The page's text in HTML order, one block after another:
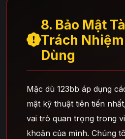
8. Bảo Mật
Trách
Dùng
Mặc dù 123bb áp dụng
mật kỹ thuật tiên tiến
vai trò quan trọng trong
khoản của mình. Chúng